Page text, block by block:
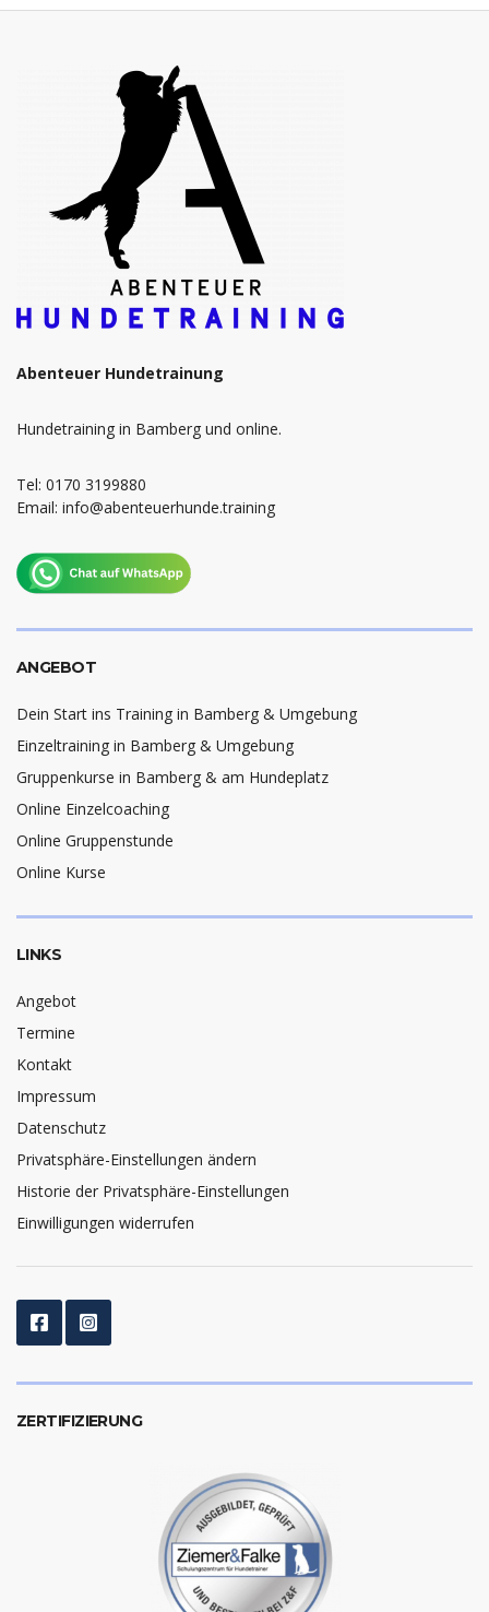
Abenteuer Hundetrainung
Hundetraining in Bamberg und online.
Tel: 0170 3199880
Email: info@abenteuerhunde.training
ANGEBOT
Dein Start ins Training in Bamberg & Umgebung
Einzeltraining in Bamberg & Umgebung
Gruppenkurse in Bamberg & am Hundeplatz
Online Einzelcoaching
Online Gruppenstunde
Online Kurse
LINKS
Angebot
Termine
Kontakt
Impressum
Datenschutz
Privatsphäre-Einstellungen ändern
Historie der Privatsphäre-Einstellungen
Einwilligungen widerrufen
ZERTIFIZIERUNG